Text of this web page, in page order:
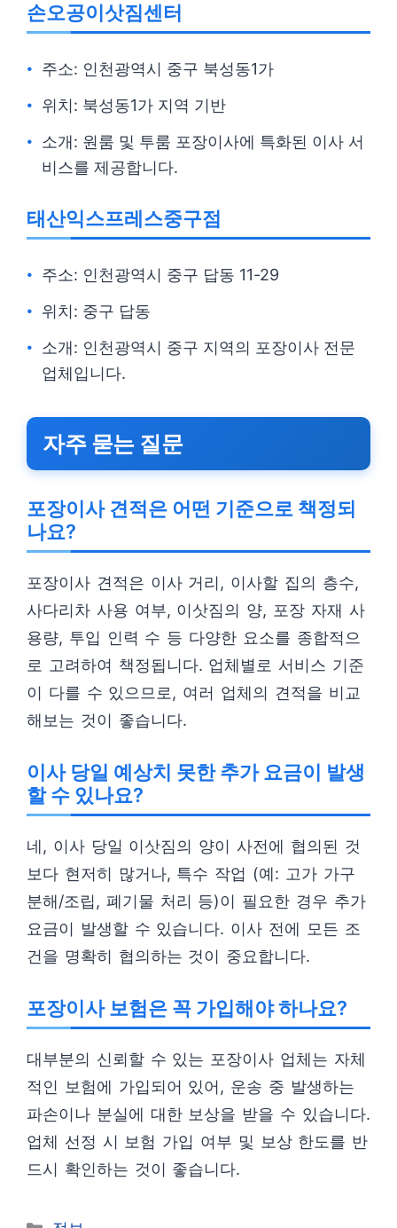
손오공이삿짐센터
주소: 인천광역시 중구 북성동1가
위치: 북성동1가 지역 기반
소개: 원룸 및 투룸 포장이사에 특화된 이사 서
비스를 제공합니다.
태산익스프레스중구점
주소: 인천광역시 중구 답동 11-29
위치: 중구 답동
소개: 인천광역시 중구 지역의 포장이사 전문
업체입니다.
자주 묻는 질문
포장이사 견적은 어떤 기준으로 책정되
나요?
포장이사 견적은 이사 거리, 이사할 집의 층수,
사다리차 사용 여부, 이삿짐의 양, 포장 자재 사
용량, 투입 인력 수 등 다양한 요소를 종합적으
로 고려하여 책정됩니다. 업체별로 서비스 기준
이 다를 수 있으므로, 여러 업체의 견적을 비교
해보는 것이 좋습니다.
이사 당일 예상치 못한 추가 요금이 발생
할 수 있나요?
네, 이사 당일 이삿짐의 양이 사전에 협의된 것
보다 현저히 많거나, 특수 작업 (예: 고가 가구
분해/조립, 폐기물 처리 등)이 필요한 경우 추가
요금이 발생할 수 있습니다. 이사 전에 모든 조
건을 명확히 협의하는 것이 중요합니다.
포장이사 보험은 꼭 가입해야 하나요?
대부분의 신뢰할 수 있는 포장이사 업체는 자체
적인 보험에 가입되어 있어, 운송 중 발생하는
파손이나 분실에 대한 보상을 받을 수 있습니다.
업체 선정 시 보험 가입 여부 및 보상 한도를 반
드시 확인하는 것이 좋습니다.